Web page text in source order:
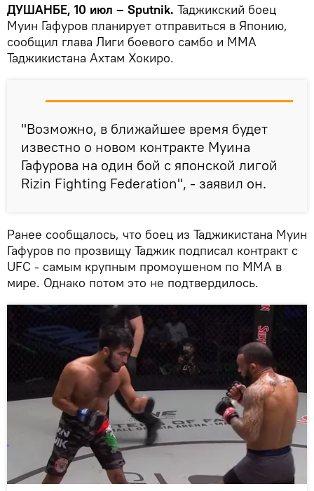
ДУШАНБЕ, 10 июл – Sputnik. Таджикский боец
Муин Гафуров планирует отправиться в Японию,
сообщил глава Лиги боевого самбо и ММА
Таджикистана Ахтам Хокиро.
"Возможно, в ближайшее время будет
известно о новом контракте Муина
Гафурова на один бой с японской лигой
Rizin Fighting Federation", - заявил он.
Ранее сообщалось, что боец из Таджикистана Муин
Гафуров по прозвищу Таджик подписал контракт с
UFC - самым крупным промоушеном по ММА в
мире. Однако потом это не подтвердилось.